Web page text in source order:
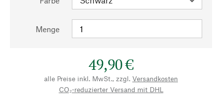
Menge
49,90 €
alle Preise inkl. MwSt., zzgl. Versandkosten
CO₂-reduzierter Versand mit DHL